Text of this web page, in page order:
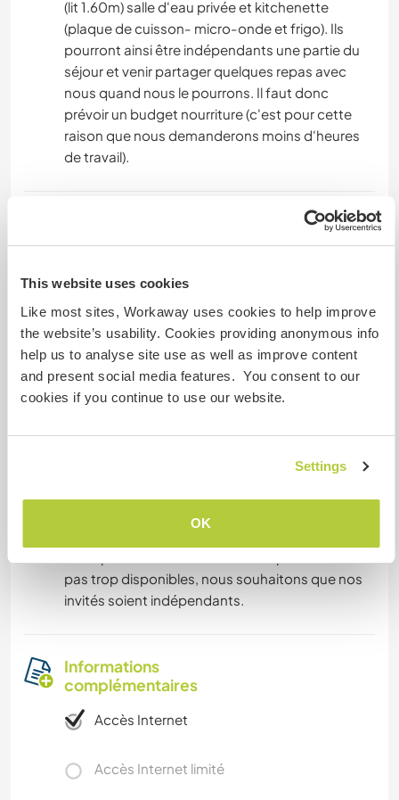
This website uses cookies
Like most sites, Workaway uses cookies to help improve
the website’s usability. Cookies providing anonymous info
help us to analyse site use as well as improve content
and present social media features. You consent to our
cookies if you continue to use our website.
Settings
OK
(lit 1.60m) salle d'eau privée et kitchenette
(plaque de cuisson- micro-onde et frigo). Ils
pourront ainsi être indépendants une partie du
séjour et venir partager quelques repas avec
nous quand nous le pourrons. Il faut donc
prévoir un budget nourriture (c'est pour cette
raison que nous demanderons moins d'heures
de travail).
isolated, the bus stop is far and the access by
couples because not being too available, we
want our guests to be independent.
It is essential to have a car because we are
isolated, the bus stop is far and the access by
bike is very very difficult. We prefer to welcome
nous sommes isolés, l'arrêt de bus est loin et
pas trop disponibles, nous souhaitons que nos
invités soient indépendants.
Informations
complémentaires
Accès Internet
Accès Internet limité